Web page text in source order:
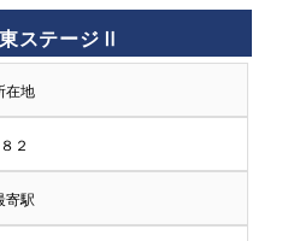
ステージⅡ
在地
２
寄駅